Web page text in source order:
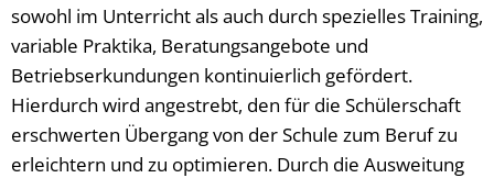
sowohl im Unterricht als auch durch spezielles Training,
variable Praktika, Beratungsangebote und
Betriebserkundungen kontinuierlich gefördert.
Hierdurch wird angestrebt, den für die Schülerschaft
erschwerten Übergang von der Schule zum Beruf zu
erleichtern und zu optimieren. Durch die Ausweitung